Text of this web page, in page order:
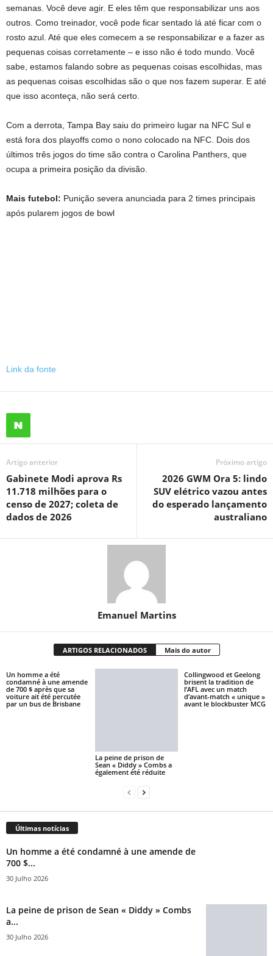
semanas. Você deve agir. E eles têm que responsabilizar uns aos
outros. Como treinador, você pode ficar sentado lá até ficar com o
rosto azul. Até que eles comecem a se responsabilizar e a fazer as
pequenas coisas corretamente – e isso não é todo mundo. Você
sabe, estamos falando sobre as pequenas coisas escolhidas, mas
as pequenas coisas escolhidas são o que nos fazem superar. E até
que isso aconteça, não será certo.
Com a derrota, Tampa Bay saiu do primeiro lugar na NFC Sul e
está fora dos playoffs como o nono colocado na NFC. Dois dos
últimos três jogos do time são contra o Carolina Panthers, que
ocupa a primeira posição da divisão.
Mais futebol: Punição severa anunciada para 2 times principais
após pularem jogos de bowl
Link da fonte
Artigo anterior
Gabinete Modi aprova Rs
11.718 milhões para o
censo de 2027; coleta de
dados de 2026
Próximo artigo
2026 GWM Ora 5: lindo
SUV elétrico vazou antes
do esperado lançamento
australiano
Emanuel Martins
ARTIGOS RELACIONADOS Mais do autor
Un homme a été
condamné à une amende
de 700 $ après que sa
voiture ait été percutée
par un bus de Brisbane
La peine de prison de
Sean « Diddy » Combs a
également été réduite
Collingwood et Geelong
brisent la tradition de
l’AFL avec un match
d’avant-match « unique »
avant le blockbuster MCG
Últimas notícias
Un homme a été condamné à une amende de
700 $...
30 Julho 2026
La peine de prison de Sean « Diddy » Combs
a...
30 Julho 2026